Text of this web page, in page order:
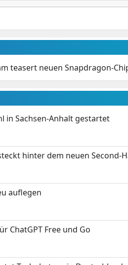
teasert neuen Snapdragon-
in Sachsen-Anhalt gestartet
hinter dem neuen Second-
auflegen
ChatGPT Free und Go